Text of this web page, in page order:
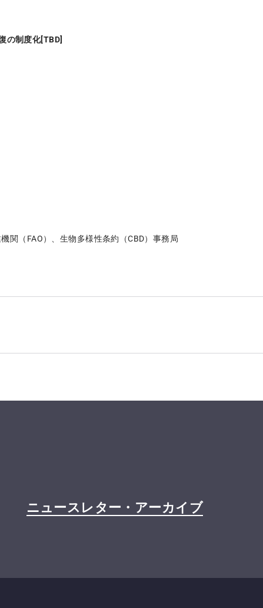
の制度化[TBD]
関（FAO）、生物多様性条約（CBD）事務局
ニュースレター・アーカイブ